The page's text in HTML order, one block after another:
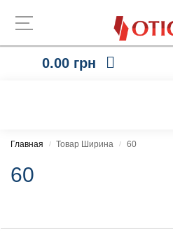
0.00 грн
Главная / Товар Ширина / 60
60